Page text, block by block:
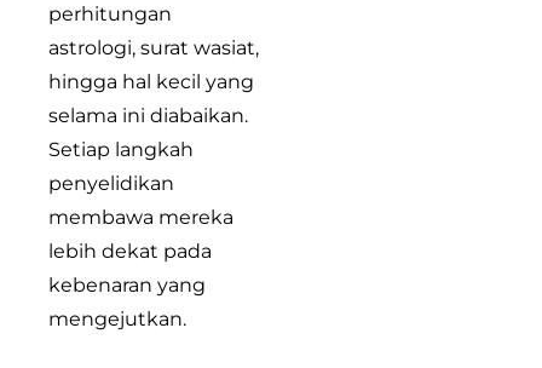
perhitungan
astrologi, surat wasiat,
hingga hal kecil yang
selama ini diabaikan.
Setiap langkah
penyelidikan
membawa mereka
lebih dekat pada
kebenaran yang
mengejutkan.